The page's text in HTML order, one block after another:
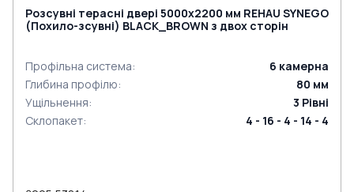
Розсувні терасні двері 5000x2200 мм REHAU SYNEGO
(Похило-зсувні) BLACK_BROWN з двох сторін
Профільна система: 6 камерна
Глибина профілю: 80 мм
Ущільнення: 3 Рівні
Склопакет: 4 - 16 - 4 - 14 - 4